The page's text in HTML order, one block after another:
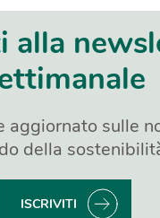
alla
aggiornato sulle
della
ISCRIVITI